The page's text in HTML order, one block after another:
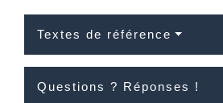
Textes de référence
Questions ? Réponses !